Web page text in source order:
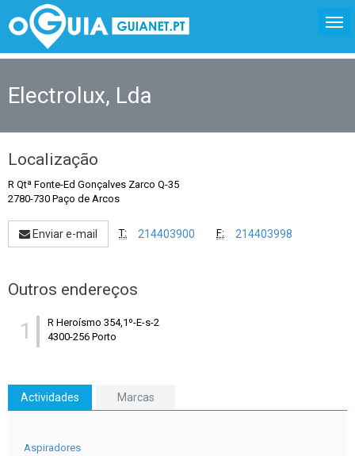
Electrolux, Lda
Localização
R Qtª Fonte-Ed Gonçalves Zarco Q-35
2780-730 Paço de Arcos
Enviar e-mail T: 214403900 F: 214403998
Outros endereços
1
R Heroísmo 354,1º-E-s-2
4300-256 Porto
Actividades Marcas
Aspiradores